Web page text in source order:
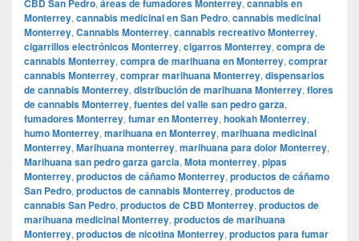
CBD San Pedro, áreas de fumadores Monterrey, cannabis en
Monterrey, cannabis medicinal en San Pedro, cannabis medicinal
Monterrey, Cannabis Monterrey, cannabis recreativo Monterrey,
cigarrillos electrónicos Monterrey, cigarros Monterrey, compra de
cannabis Monterrey, compra de marihuana en Monterrey, comprar
cannabis Monterrey, comprar marihuana Monterrey, dispensarios
de cannabis Monterrey, distribución de marihuana Monterrey, flores
de cannabis Monterrey, fuentes del valle san pedro garza,
fumadores Monterrey, fumar en Monterrey, hookah Monterrey,
humo Monterrey, marihuana en Monterrey, marihuana medicinal
Monterrey, Marihuana monterrey, marihuana para dolor Monterrey,
Marihuana san pedro garza garcia, Mota monterrey, pipas
Monterrey, productos de cáñamo Monterrey, productos de cáñamo
San Pedro, productos de cannabis Monterrey, productos de
cannabis San Pedro, productos de CBD Monterrey, productos de
marihuana medicinal Monterrey, productos de marihuana
Monterrey, productos de nicotina Monterrey, productos para fumar